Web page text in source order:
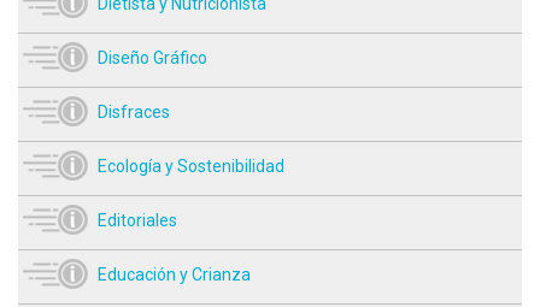
Diseño Gráfico
Disfraces
Ecología y Sostenibilidad
Editoriales
Educación y Crianza